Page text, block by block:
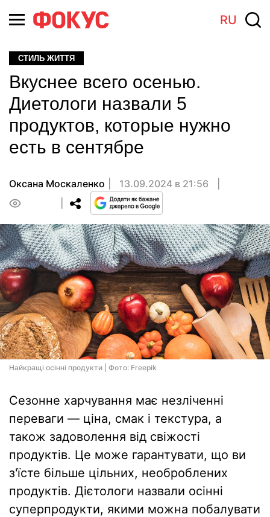
RU
СТИЛЬ ЖИТТЯ
Вкуснее всего осенью.
Диетологи назвали 5
продуктов, которые нужно
есть в сентябре
Оксана Москаленко
13.09.2024 в 21:56
Найкращі осінні продукти | Фото: Freepik
Сезонне харчування має незліченні
переваги — ціна, смак і текстура, а
також задоволення від свіжості
продуктів. Це може гарантувати, що ви
з'їсте більше цільних, необроблених
продуктів. Дієтологи назвали осінні
суперпродукти, якими можна побалувати